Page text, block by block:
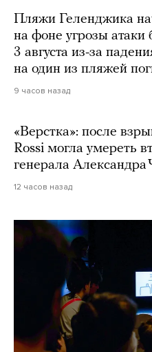
Пляжи Геленджика
на фоне угрозы атаки
3 августа из-за
на один из пляжей
9 часов назад
«Верстка»: после
Rossi могла умереть
генерала Александра
12 часов назад